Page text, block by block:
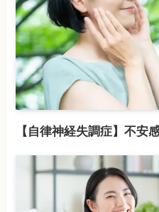
【自律神経失調症】不安